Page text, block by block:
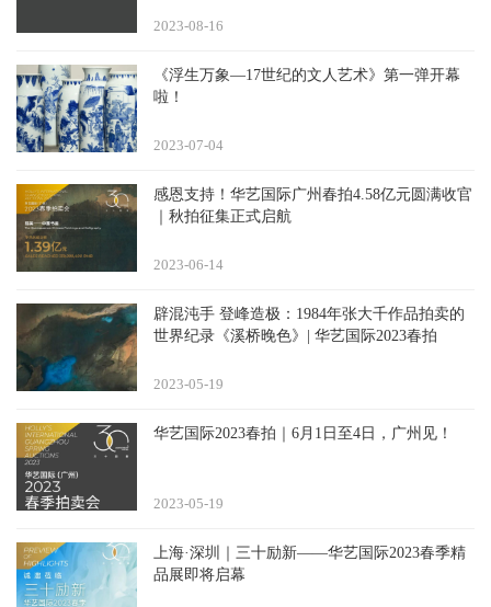
16
2023-08
《浮生万象—17世纪的文人艺术》第一弹开幕
啦！
04
2023-07
感恩支持！华艺国际广州春拍4.58亿元圆满收官
｜秋拍征集正式启航
14
2023-06
辟混沌手 登峰造极：1984年张大千作品拍卖的
世界纪录《溪桥晚色》| 华艺国际2023春拍
19
2023-05
华艺国际2023春拍｜6月1日至4日，广州见！
19
2023-05
上海·深圳｜三十励新——华艺国际2023春季精
品展即将启幕